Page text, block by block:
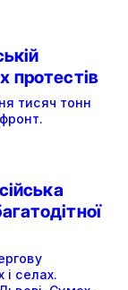
протестів
тисяч тонн
і селах.